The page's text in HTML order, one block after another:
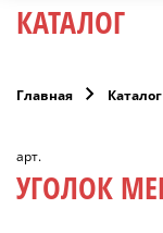
КАТАЛОГ
Главная Каталог
арт.
УГОЛОК